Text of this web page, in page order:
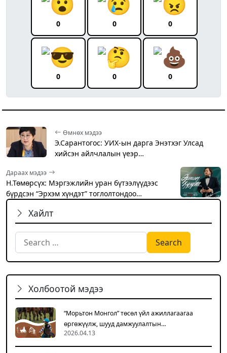
0 0 0
0 0 0
Өмнөх мэдээ
Э.Сарантогос: УИХ-ын дарга Энэтхэг Улсад
хийсэн айлчлалын үеэр…
Дараах мэдээ
Н.Төмөрсүх: Мэргэжлийн уран бүтээлүүдээс
бүрдсэн “Эрхэм хүндэт” тоглолтондоо…
Хайлт
Search for:
Холбоотой мэдээ
“Морьтон Монгол” төсөл үйл ажиллагаагаа
өргөжүүлж, шууд дамжуулалтын…
2026.04.13